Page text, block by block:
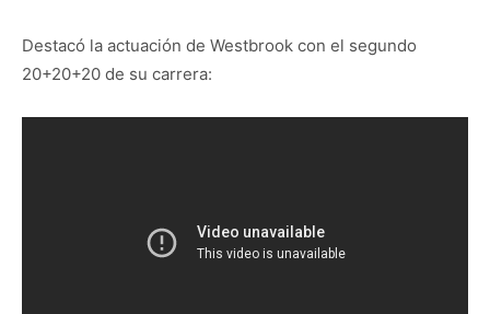
Destacó la actuación de Westbrook con el segundo
20+20+20 de su carrera: